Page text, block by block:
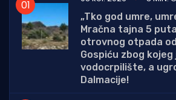
„Tko god umre,
Mračna tajna 5
otrovnog otpada
Gospiću zbog
vodocrpilište, a
Dalmacije!